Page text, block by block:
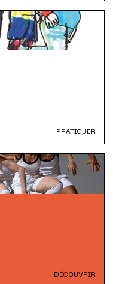
PRATIQUER
DÉCOUVRIR